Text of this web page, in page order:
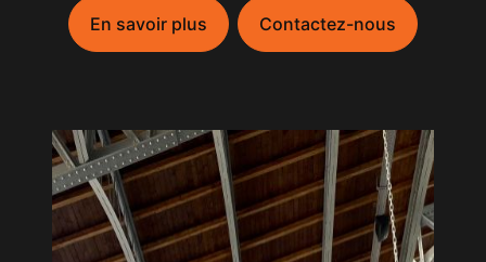
En savoir plus Contactez-nous